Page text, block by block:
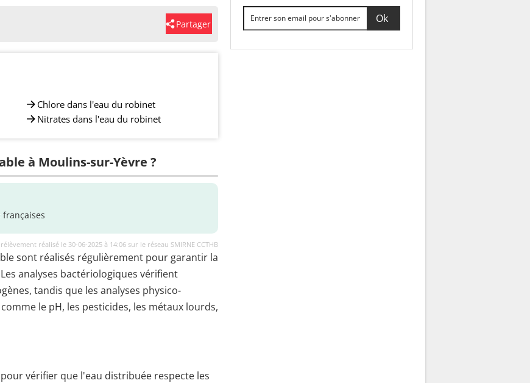
Partager
Chlore dans l'eau du robinet
Nitrates dans l'eau du robinet
à Moulins-sur-Yèvre ?
réalisé le 30-06-2025 à 14:06 sur le réseau SMIRNE CCTHB
sont réalisés régulièrement pour garantir la
analyses bactériologiques vérifient
tandis que les analyses physico-
le pH, les pesticides, les métaux lourds,
vérifier que l'eau distribuée respecte les